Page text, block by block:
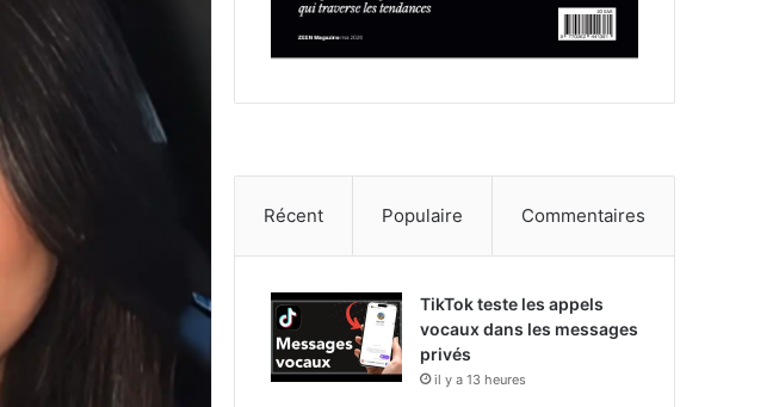
Récent Populaire Commentaires
TikTok teste les appels
vocaux dans les messages
privés
il y a 13 heures